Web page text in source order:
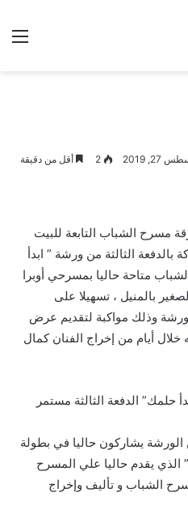
27, 2019
2 أقل من دقيقة
مسرح الشباب التابعة للبيت
الثالثة من ورشة ” ابدأ
متاحة حاليا بمسرحي أوبرا
بالمنيل ، تسهيلا على
وذلك مواكبة لتقديم عرض
خلال أيام من إخراج الفنان كمال
حلمك” الدفعة الثالثة مستمر
يشاركون حاليا في بطولة
يقدم حاليا علي المسرح
الشباب و تأليف وإخراج